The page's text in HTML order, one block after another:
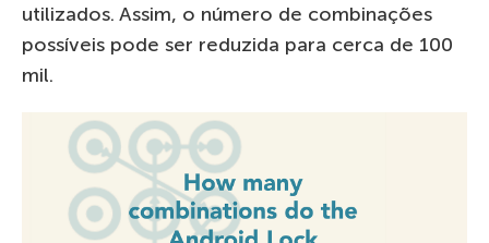
utilizados. Assim, o número de combinações
possíveis pode ser reduzida para cerca de 100
mil.